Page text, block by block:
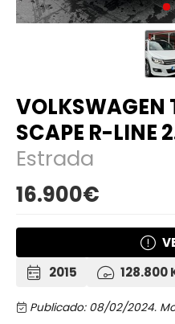
VOLKSWAGEN
SCAPE R-LINE
Estrada
16.900€
2015
128.800
Publicado: 08/02/2024.